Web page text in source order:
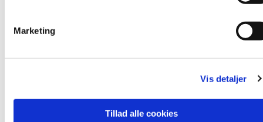
Marketing
Vis detaljer
Tillad alle cookies
Du vil måske også kunne lide...